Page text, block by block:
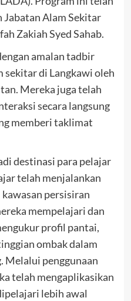
Jabatan Alam Sekitar
Zakiah Syed Sahab.
amalan tadbir
sekitar di Langkawi oleh
Mereka juga telah
secara langsung
memberi taklimat
destinasi para pelajar
telah menjalankan
persisiran
mempelajari dan
profil pantai,
ombak dalam
Melalui penggunaan
telah mengaplikasikan
lebih awal